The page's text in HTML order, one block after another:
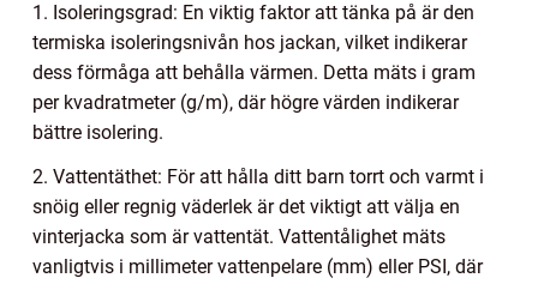
1. Isoleringsgrad: En viktig faktor att tänka på är den
termiska isoleringsnivån hos jackan, vilket indikerar
dess förmåga att behålla värmen. Detta mäts i gram
per kvadratmeter (g/m), där högre värden indikerar
bättre isolering.
2. Vattentäthet: För att hålla ditt barn torrt och varmt i
snöig eller regnig väderlek är det viktigt att välja en
vinterjacka som är vattentät. Vattentålighet mäts
vanligtvis i millimeter vattenpelare (mm) eller PSI, där